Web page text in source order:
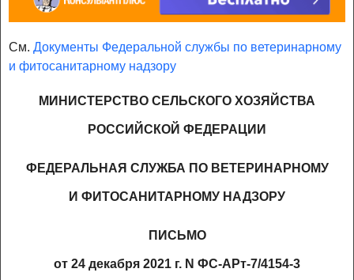
См. Документы Федеральной службы по ветеринарному
и фитосанитарному надзору
МИНИСТЕРСТВО СЕЛЬСКОГО ХОЗЯЙСТВА
РОССИЙСКОЙ ФЕДЕРАЦИИ
ФЕДЕРАЛЬНАЯ СЛУЖБА ПО ВЕТЕРИНАРНОМУ
И ФИТОСАНИТАРНОМУ НАДЗОРУ
ПИСЬМО
от 24 декабря 2021 г. N ФС-АРт-7/4154-3